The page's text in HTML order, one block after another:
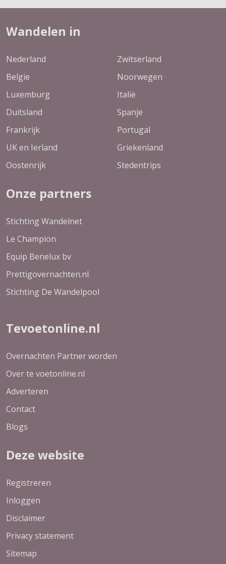
Wandelen in
Nederland
Belgie
Luxemburg
Duitsland
Frankrijk
UK en Ierland
Oostenrijk
Zwitserland
Noorwegen
Italië
Spanje
Portugal
Griekenland
Stedentrips
Onze partners
Stichting Wandelnet
Le Champion
Equip Benelux bv
Prettigovernachten.nl
Stichting De Wandelpool
Tevoetonline.nl
Overnachten Partner worden
Over te voetonline.nl
Adverteren
Contact
Blogs
Deze website
Registreren
Inloggen
Disclaimer
Privacy statement
Sitemap